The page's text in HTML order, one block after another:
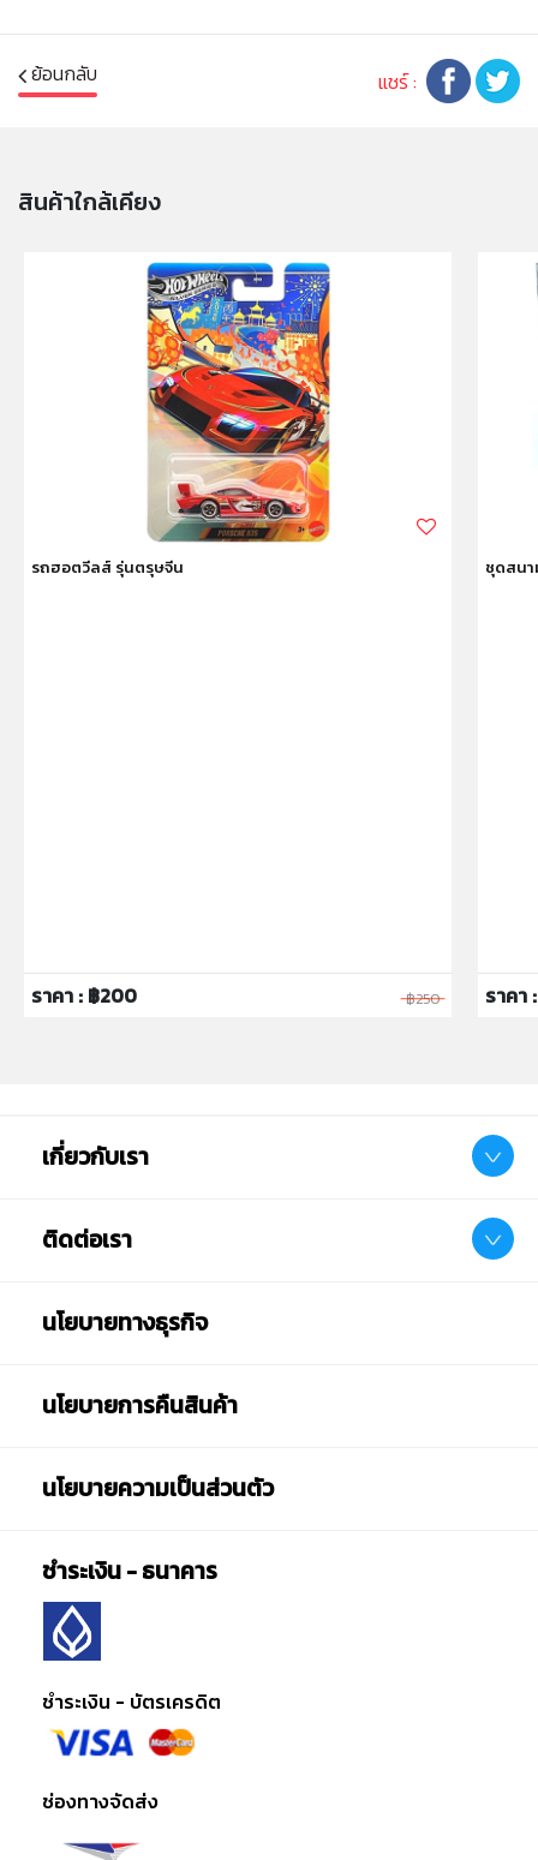
ย้อนกลับ แชร์ :
สินค้าใกล้เคียง
รถฮอตวีลส์ รุ่นตรุษจีน
ราคา : ฿200 ฿250
ชุดสน
ราคา
เกี่ยวกับเรา
ติดต่อเรา
นโยบายทางธุรกิจ
นโยบายการคืนสินค้า
นโยบายความเป็นส่วนตัว
ชำระเงิน - ธนาคาร
ชำระเงิน - บัตรเครดิต
ช่องทางจัดส่ง